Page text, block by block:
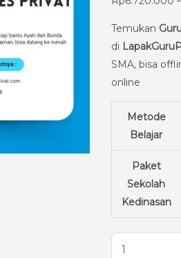
Temukan
di
SMA, bisa
online
Metode
Belajar
Paket
Sekolah
Kedinasan
Siswa
SMP
&
SMA:
Terbatas!
quantity